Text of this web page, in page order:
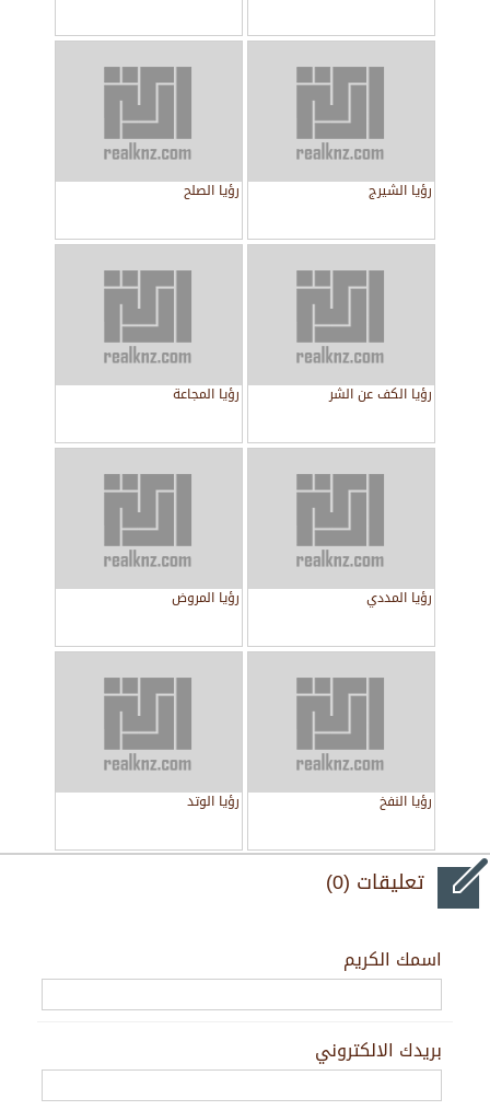
رؤيا الشيرج رؤيا الصلح
رؤيا الكف عن الشر رؤيا المجاعة
رؤيا المددي رؤيا المروض
رؤيا النفخ رؤيا الوتد
تعليقات (0)
اسمك الكريم
بريدك الالكتروني